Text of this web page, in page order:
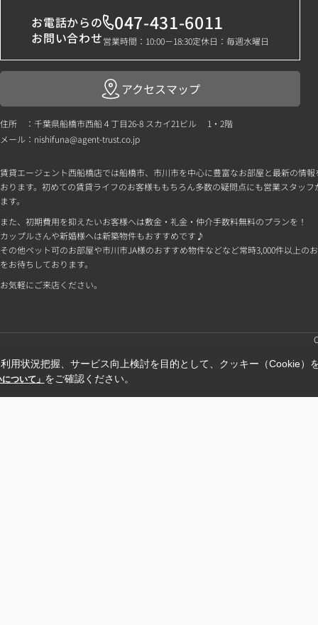
お電話からの
お問い合わせ
047-431-6011
営業時間：10:00－18:30定休日：毎週水曜日
アクセスマップ
住所 ：千葉県船橋市西船４丁目26-8 スカイ21ビル 1・2階
メール： nishifuna@agent-trust.co.jp
賃貸エージェント西船橋店では船橋市、市川市を中心に豊富なお部屋と最新の情
おります。初めての賃貸ライフのお客様ももちろん多数の疑問点にも営業スタッ
ます。
また、初期費用を抑えたいお客様へは敷金・礼金・仲介手数料無料のプランを！
カップルさんや新婚様へは新築物件もおすすめです♪
その他ペット可のお部屋や市川市JA様のおすすめ物件などなど常時3,000件以上の
をお待ちしております。
お気軽にご来店ください。
用状況把握、サービス向上検討を目的として、クッキー（Cookie）
ついて」 をご確認ください。